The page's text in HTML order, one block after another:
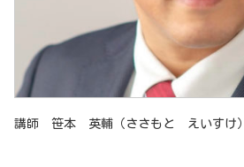
講師 笹本 英輔（ささもと えいすけ）